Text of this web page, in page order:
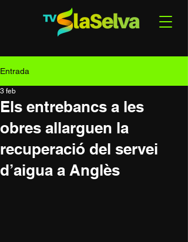
Entrada
Els entrebancs a les
obres allarguen la
recuperació del servei
d’aigua a Anglès
3 feb